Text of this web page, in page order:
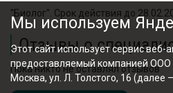
"Биолог". Срок действия до
Отзывы о
Пока никто не оставлял отзывов
Мы используем
Этот сайт использует сервис веб-
предоставляемый компанией ООО
Москва, ул. Л. Толстого, 16 (далее